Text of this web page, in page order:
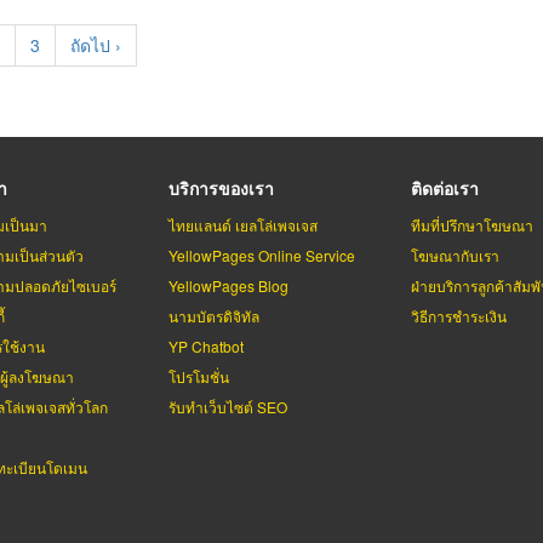
Page
3
Next
page
ถัดไป ›
ป็นมา
เป็นส่วนตัว
ปลอดภัยไซเบอร์
ช้งาน
ลงโฆษณา
โล่เพจเจสทั่วโลก
เบียนโดเมน
บริการของเรา
ไทยแลนด์ เยลโล่เพจเจส
YellowPages Online Service
YellowPages Blog
นามบัตรดิจิทัล
YP Chatbot
โปรโมชั่น
รับทำเว็บไซต์ SEO
ติดต่อเรา
ทีมที่ปรึกษาโฆษณา
โฆษณากับเรา
ฝ่ายบริการลูกค้าสัม
วิธีการชำระเงิน